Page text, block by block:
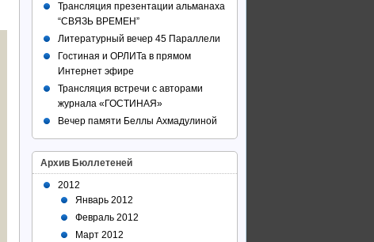
Трансляция презентации альманаха
“СВЯЗЬ ВРЕМЕН”
Литературный вечер 45 Параллели
Гостиная и ОРЛИТа в прямом
Интернет эфире
Трансляция встречи с авторами
журнала «ГОСТИНАЯ»
Вечер памяти Беллы Ахмадулиной
Архив Бюллетеней
2012
Январь 2012
Февраль 2012
Март 2012